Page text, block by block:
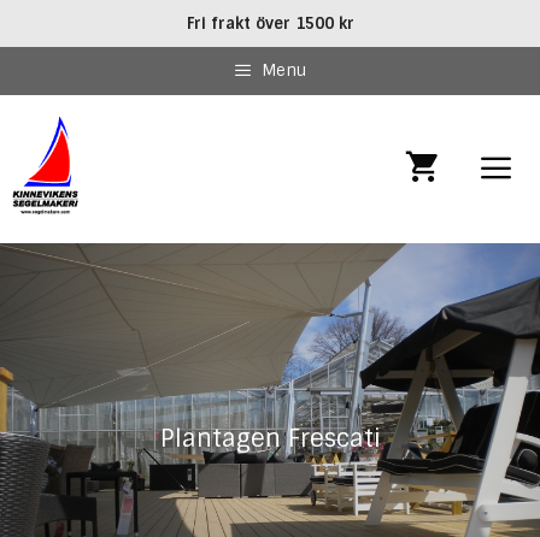
Fri frakt över 1500 kr
Menu
Plantagen Frescati